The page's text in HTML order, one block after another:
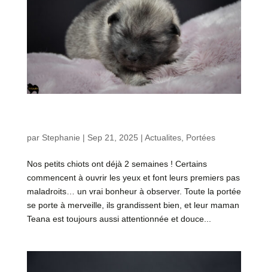
par Stephanie | Sep 21, 2025 | Actualites, Portées
Nos petits chiots ont déjà 2 semaines ! Certains
commencent à ouvrir les yeux et font leurs premiers pas
maladroits… un vrai bonheur à observer. Toute la portée
se porte à merveille, ils grandissent bien, et leur maman
Teana est toujours aussi attentionnée et douce...